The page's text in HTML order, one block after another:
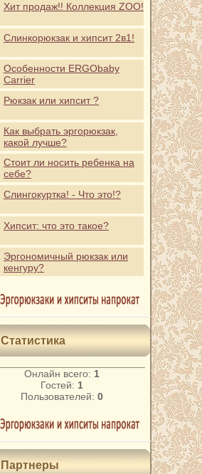
Хит продаж!! Коллекция ZOO!
Слинкорюкзак и хипсит 2в1!
Особенности ERGObaby
Carrier
Рюкзак или хипсит ?
Как выбрать эргорюкзак,
какой лучше?
Стоит ли носить ребенка на
себе?
Слингокуртка! - Что это!?
Хипсит: что это такое?
Эргономичный рюкзак или
кенгуру?
Статистика
Онлайн всего: 1
Гостей: 1
Пользователей: 0
Партнеры